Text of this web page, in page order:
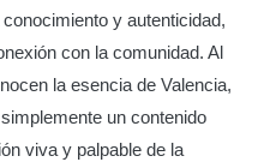
y autenticidad,
con la comunidad. Al
la esencia de Valencia,
un contenido
viva y palpable de la